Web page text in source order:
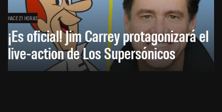
HACE 21 HORAS
¡Es oficial! Jim Carrey protagonizará el
live-action de Los Supersónicos